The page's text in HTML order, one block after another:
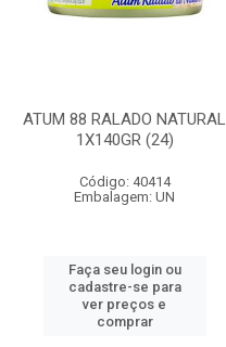
ATUM 88 RALADO NATURAL
1X140GR (24)
Código: 40414
Embalagem: UN
Faça seu login ou
cadastre-se para
ver preços e
comprar